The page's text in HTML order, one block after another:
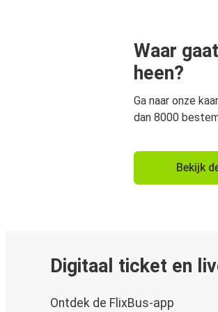
Waar
heen?
Ga naar onze
dan 8000
Bekijk
Digitaal ticket en
Ontdek de FlixBus-app